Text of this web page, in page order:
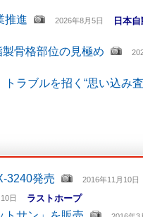
推進 2026年8月5日 日本
骨格部位の見極め
ラブルを招く“思い込み
3240発売 2016年11月10日
日 ラストホープ